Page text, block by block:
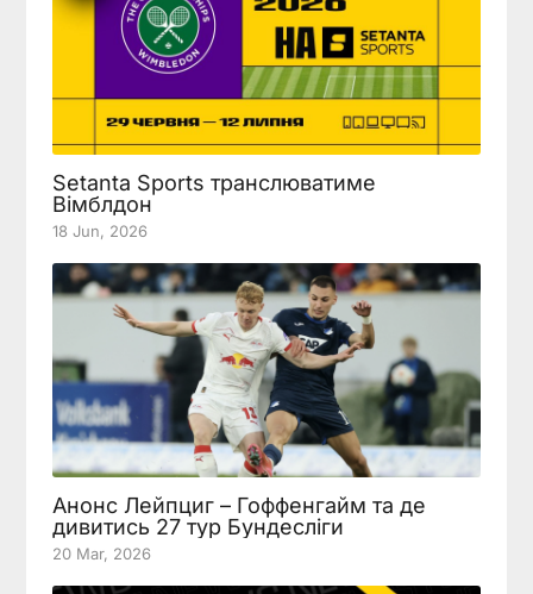
Setanta Sports транслюватиме
Вімблдон
18 Jun, 2026
Анонс Лейпциг – Гоффенгайм та де
дивитись 27 тур Бундесліги
20 Mar, 2026